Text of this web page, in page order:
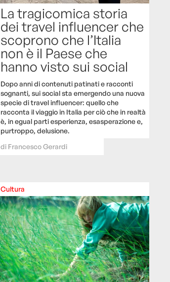
La tragicomica storia
dei travel influencer che
scoprono che l’Italia
non è il Paese che
hanno visto sui social
Dopo anni di contenuti patinati e racconti
sognanti, sui social sta emergendo una nuova
specie di travel influencer: quello che
racconta il viaggio in Italia per ciò che in realtà
è, in egual parti esperienza, esasperazione e,
purtroppo, delusione.
di Francesco Gerardi
Cultura